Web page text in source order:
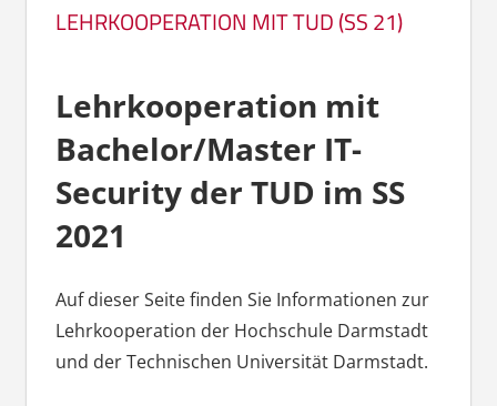
GroupLEHRKOOPERATION MIT TUD (SS 21)
Lehrkooperation mit
Bachelor/Master IT-
Security der TUD im SS
2021
Auf dieser Seite finden Sie Informationen zur
Lehrkooperation der Hochschule Darmstadt
und der Technischen Universität Darmstadt.